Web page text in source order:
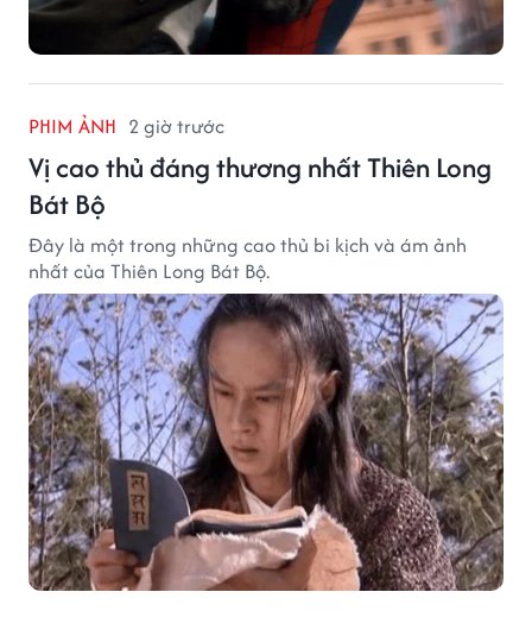
PHIM ẢNH 2 giờ trước
Vị cao thủ đáng thương nhất Thiên Long
Bát Bộ
Đây là một trong những cao thủ bi kịch và ám ảnh
nhất của Thiên Long Bát Bộ.